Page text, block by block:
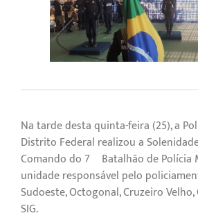
Na tarde desta quinta-feira (25), a
Distrito Federal realizou a
Comando do 7º Batalhão de Polícia
unidade responsável pelo
Sudoeste, Octogonal, Cruzeiro
SIG.